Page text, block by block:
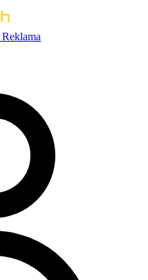
Reklama